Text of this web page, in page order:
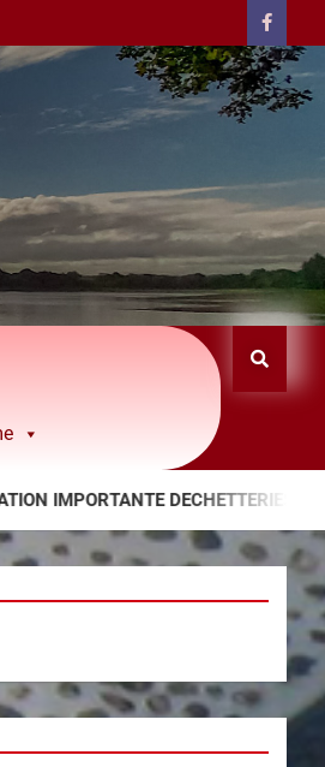
DECHETTERIES –